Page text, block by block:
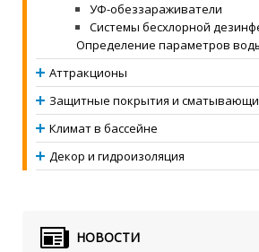
УФ-обеззараживатели
Системы бесхлорной
Определение параметров
Аттракционы
Защитные покрытия и
Климат в бассейне
Декор и гидроизоляция
НОВОСТИ